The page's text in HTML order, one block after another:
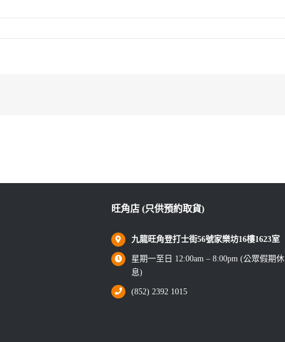
旺角店 (只供預約取貨)
九龍旺角登打士街56號家樂坊16樓1623室
星期一至日 12:00am – 8:00pm (公眾假期休
息)
(852) 2392 1015